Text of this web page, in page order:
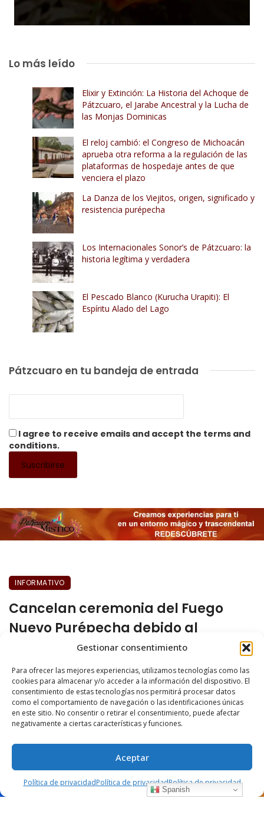
Gestionar consentimiento
Para ofrecer las mejores experiencias, utilizamos tecnologías como las
cookies para almacenar y/o acceder a la información del dispositivo. El
consentimiento de estas tecnologías nos permitirá procesar datos
como el comportamiento de navegación o las identificaciones únicas
en este sitio. No consentir o retirar el consentimiento, puede afectar
negativamente a ciertas características y funciones.
Aceptar
Política de privacidadPolítica de privacidadPolítica de privacidad
Lo más leído
Elixir y Extinción: La Historia del Achoque de
Pátzcuaro, el Jarabe Ancestral y la Lucha de
las Monjas Dominicas
El reloj cambió: el Congreso de Michoacán
aprueba otra reforma a la regulación de las
plataformas de hospedaje antes de que
venciera el plazo
La Danza de los Viejitos, origen, significado y
resistencia purépecha
Los Internacionales Sonor’s de Pátzcuaro: la
historia legítima y verdadera
El Pescado Blanco (Kurucha Urapiti): El
Espíritu Alado del Lago
Pátzcuaro en tu bandeja de entrada
I agree to receive emails and accept the terms and
conditions.
INFORMATIVO
Cancelan ceremonia del Fuego
Nuevo Purépecha debido al
enero 3, 2021 3356 views 0
Spanish